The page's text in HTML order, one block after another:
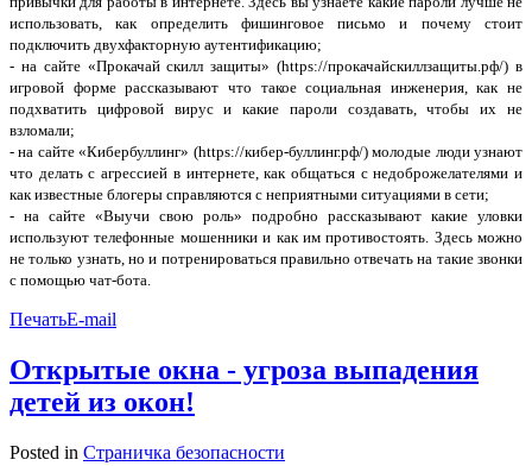
использовать, как определить фишинговое письмо и почему стоит
подключить двухфакторную аутентификацию;
- на сайте «Прокачай скилл защиты» (https://прокачайскиллзащиты.рф/) в
игровой форме рассказывают что такое социальная инженерия, как не
подхватить цифровой вирус и какие пароли создавать, чтобы их не
взломали;
- на сайте «Кибербуллинг» (https://кибер-буллинг.рф/) молодые люди узнают
что делать с агрессией в интернете, как общаться с недоброжелателями и
как известные блогеры справляются с неприятными ситуациями в сети;
- на сайте «Выучи свою роль» подробно рассказывают какие уловки
используют телефонные мошенники и как им противостоять. Здесь можно
не только узнать, но и потренироваться правильно отвечать на такие звонки
с помощью чат-бота.
ПечатьE-mail
Открытые окна - угроза выпадения
детей из окон!
Posted in Страничка безопасности